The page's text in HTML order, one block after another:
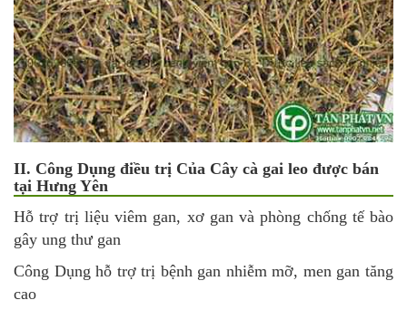
II. Công Dụng điều trị Của Cây cà gai leo được bán
tại Hưng Yên
Hỗ trợ trị liệu viêm gan, xơ gan và phòng chống tế bào
gây ung thư gan
Công Dụng hỗ trợ trị bệnh gan nhiễm mỡ, men gan tăng
cao